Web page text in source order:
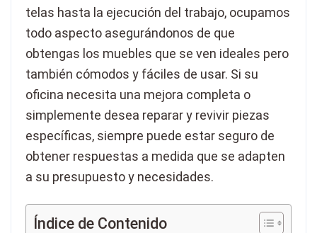
telas hasta la ejecución del trabajo, ocupamos
todo aspecto asegurándonos de que
obtengas los muebles que se ven ideales pero
también cómodos y fáciles de usar. Si su
oficina necesita una mejora completa o
simplemente desea reparar y revivir piezas
específicas, siempre puede estar seguro de
obtener respuestas a medida que se adapten
a su presupuesto y necesidades.
Índice de Contenido